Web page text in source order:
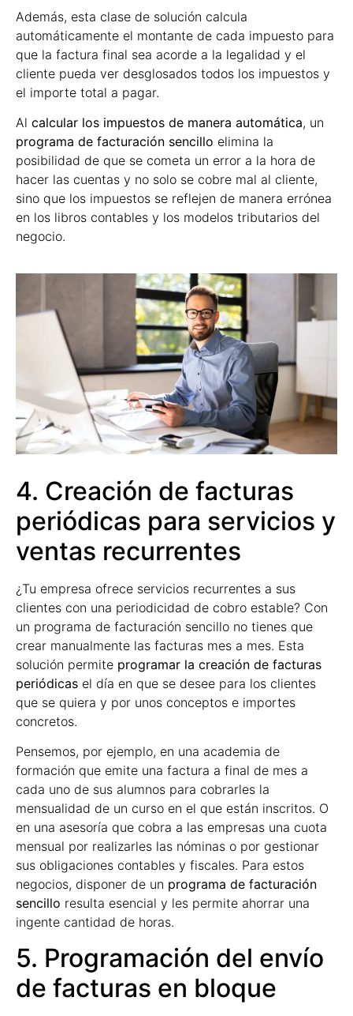
Además, esta clase de solución calcula
automáticamente el montante de cada impuesto para
que la factura final sea acorde a la legalidad y el
cliente pueda ver desglosados todos los impuestos y
el importe total a pagar.
Al calcular los impuestos de manera automática, un
programa de facturación sencillo elimina la
posibilidad de que se cometa un error a la hora de
hacer las cuentas y no solo se cobre mal al cliente,
sino que los impuestos se reflejen de manera errónea
en los libros contables y los modelos tributarios del
negocio.
4. Creación de facturas
periódicas para servicios y
ventas recurrentes
¿Tu empresa ofrece servicios recurrentes a sus
clientes con una periodicidad de cobro estable? Con
un programa de facturación sencillo no tienes que
crear manualmente las facturas mes a mes. Esta
solución permite programar la creación de facturas
periódicas el día en que se desee para los clientes
que se quiera y por unos conceptos e importes
concretos.
Pensemos, por ejemplo, en una academia de
formación que emite una factura a final de mes a
cada uno de sus alumnos para cobrarles la
mensualidad de un curso en el que están inscritos. O
en una asesoría que cobra a las empresas una cuota
mensual por realizarles las nóminas o por gestionar
sus obligaciones contables y fiscales. Para estos
negocios, disponer de un programa de facturación
sencillo resulta esencial y les permite ahorrar una
ingente cantidad de horas.
5. Programación del envío
de facturas en bloque